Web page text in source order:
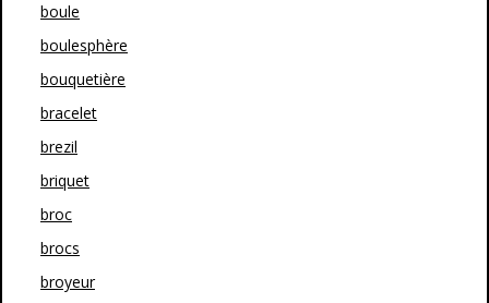
boule
boulesphère
bouquetière
bracelet
brezil
briquet
broc
brocs
broyeur